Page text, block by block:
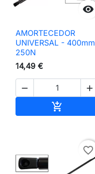

AMORTECEDOR
UNIVERSAL - 400mm
250N
14,49 €
 

favorite_border